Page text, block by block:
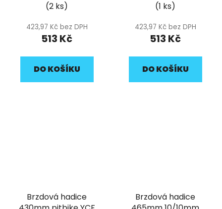
(2 ks)
423,97 Kč bez DPH
513 Kč
DO KOŠÍKU
(1 ks)
423,97 Kč bez DPH
513 Kč
DO KOŠÍKU
Brzdová hadice
Brzdová hadice